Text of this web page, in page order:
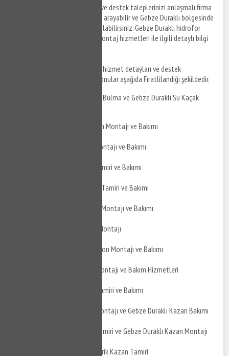
hizmetleri ile ilgili bilgi almak ve destek taleplerinizi anlaşmalı firma
personellerine iletmek için bizi arayabilir ve Gebze Duraklı bölgesinde
su tesisat tamiri ile ilgili bilgi alabilirsiniz. Gebze Duraklı hidrofor
tamir hizmetleri ve hidrofor montaj hizmetleri ile ilgili detaylı bilgi
hizmet detayları ve destek
taleplerinizi iletebileceğiniz konular aşağıda Fıratlilandığı şekildedir.
Gebze Duraklı Su Kaçak Bulma ve Gebze Duraklı Su Kaçak
Gebze Duraklı Duşakabin Montajı ve Bakımı
Gebze Duraklı Jakuzi Montajı ve Bakımı
Gebze Duraklı Jakuzi Tamiri ve Bakımı
Gebze Duraklı Hidrofor Tamiri ve Bakımı
Gebze Duraklı Hidrofor Montajı ve Bakımı
Gebze Duraklı Şofben Montajı
Gebze Duraklı Termosifon Montajı ve Bakımı
Gebze Duraklı Boyler Montajı ve Bakım Hizmetleri
Gebze Duraklı Boyler Tamiri ve Bakımı
Gebze Duraklı Kazan Montajı ve Gebze Duraklı Kazan Bakımı
Gebze Duraklı Kazan Tamiri ve Gebze Duraklı Kazan Montajı
Gebze Duraklı Atmosferik Kazan Tamiri